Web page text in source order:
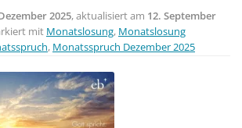
2025, aktualisiert am 12. September
mit Monatslosung, Monatslosung
, Monatsspruch Dezember 2025